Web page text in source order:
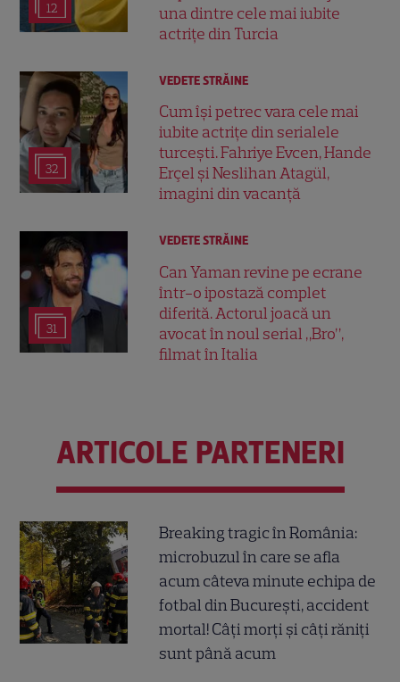
12
una dintre cele mai iubite
actrițe din Turcia
32
VEDETE STRĂINE
Cum își petrec vara cele mai
iubite actrițe din serialele
turcești. Fahriye Evcen, Hande
Erçel și Neslihan Atagül,
imagini din vacanță
31
VEDETE STRĂINE
Can Yaman revine pe ecrane
într-o ipostază complet
diferită. Actorul joacă un
avocat în noul serial „Bro”,
filmat în Italia
ARTICOLE PARTENERI
Breaking tragic în România:
microbuzul în care se afla
acum câteva minute echipa de
fotbal din București, accident
mortal! Câți morți și câți răniți
sunt până acum